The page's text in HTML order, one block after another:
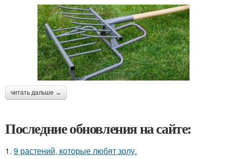
читать дальше →
Последние обновления на сайте:
1. 9 растений, которые любят золу.